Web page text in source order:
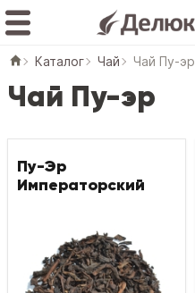
Каталог Чай Чай Пу-эр
Чай Пу-эр
Пу-Эр
Императорский